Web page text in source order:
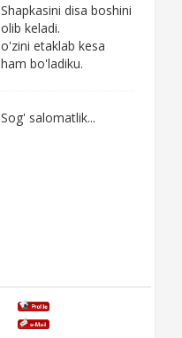
Shapkasini disa boshini
olib keladi.
o'zini etaklab kesa
ham bo'ladiku.
Sog' salomatlik...